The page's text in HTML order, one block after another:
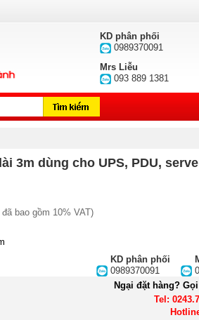
KD phân phối
0989370091
Mrs Liễu
093 889 1381
3m dùng cho UPS, PDU,
bao gồm 10% VAT)
KD phân phối
0989370091
Ngại đặt hàng?
Tel: